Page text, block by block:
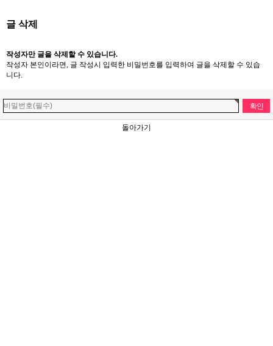
글 삭제
작성자만 글을 삭제할 수 있습니다.
작성자 본인이라면, 글 작성시 입력한 비밀번호를 입력하여 글을 삭제할 수 있습
니다.
돌아가기